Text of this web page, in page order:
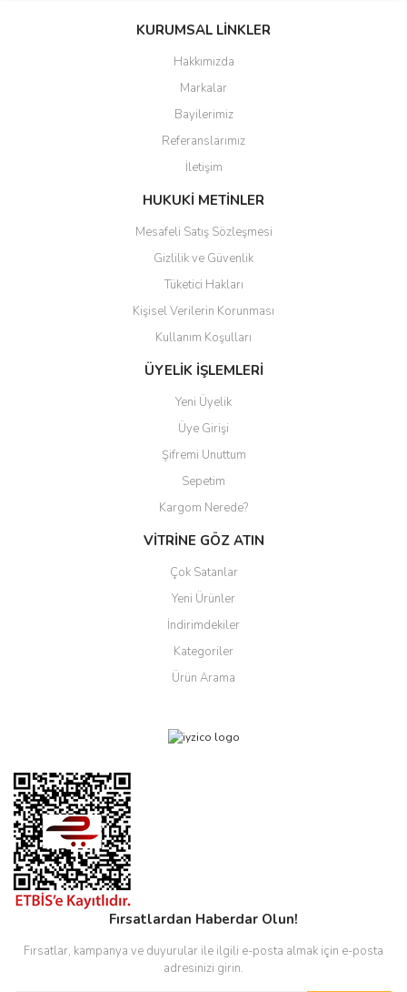
tarafımıza iletebilirsiniz.
Ürün resmi kalitesiz, bozuk veya görüntülenemiyor.
Ürün açıklamasında eksik bilgiler bulunuyor.
Ürün bilgilerinde hatalar bulunuyor.
Ürün fiyatı diğer sitelerden daha pahalı.
Bu ürüne benzer farklı alternatifler olmalı.
Gönder
KURUMSAL LİNKLER
Hakkımızda
Markalar
Bayilerimiz
Referanslarımız
İletişim
HUKUKİ METİNLER
Mesafeli Satış Sözleşmesi
Gizlilik ve Güvenlik
Tüketici Hakları
Kişisel Verilerin Korunması
Kullanım Koşulları
ÜYELİK İŞLEMLERİ
Yeni Üyelik
Üye Girişi
Şifremi Unuttum
Sepetim
Kargom Nerede?
VİTRİNE GÖZ ATIN
Çok Satanlar
Yeni Ürünler
İndirimdekiler
Kategoriler
Ürün Arama
Fırsatlardan Haberdar Olun!
Fırsatlar, kampanya ve duyurular ile ilgili e-posta almak için e-posta
adresinizi girin.